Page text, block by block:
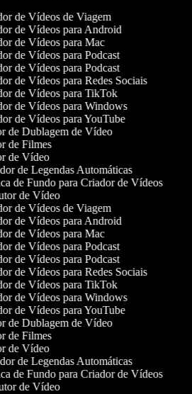
de Vídeos de Viagem
de Vídeos para Android
de Vídeos para Mac
de Vídeos para Podcast
de Vídeos para Podcast
de Vídeos para Redes Sociais
de Vídeos para TikTok
de Vídeos para Windows
de Vídeos para YouTube
de Dublagem de Vídeo
de Filmes
de Vídeo
de Legendas Automáticas
de Fundo para Criador de Vídeos
de Vídeo
de Vídeos de Viagem
de Vídeos para Android
de Vídeos para Mac
de Vídeos para Podcast
de Vídeos para Podcast
de Vídeos para Redes Sociais
de Vídeos para TikTok
de Vídeos para Windows
de Vídeos para YouTube
de Dublagem de Vídeo
de Filmes
de Vídeo
de Legendas Automáticas
de Fundo para Criador de Vídeos
de Vídeo